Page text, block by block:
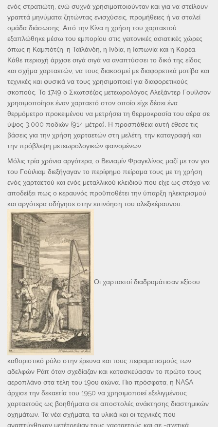
ενός στρατιώτη, ενώ συχνά χρησιμοποιούνταν και για να στείλουν
γραπτά μηνύματα ζητώντας ενισχύσεις, προμήθειες ή να σταλεί
ομάδα διάσωσης. Από την Κίνα η χρήση του χαρταετού
εξαπλώθηκε μέσω του εμπορίου στις γειτονικές ασιατικές χώρες
όπως η Καμπότζη, η Ταϊλάνδη, η Ινδία, η Ιαπωνία και η Κορέα.
Κάθε περιοχή άρχισε σιγά σιγά να αναπτύσσει το δικό της είδος
και σχήμα χαρταετών, να τους διακοσμεί με διαφορετικά μοτίβα και
τεχνικές και φυσικά να τους χρησιμοποιεί για διαφορετικούς
σκοπούς. Το 1749 ο Σκωτσέζος μετεωρολόγος Αλεξάντερ Γουίλσον
χρησιμοποίησε έναν χαρταετό στον οποίο είχε δέσει ένα
θερμόμετρο προκειμένου να μετρήσει τη θερμοκρασία του αέρα σε
ύψος 3.000 ποδιών (914 μέτρα). Η προσπάθεια αυτή έθεσε τις
βάσεις για την χρήση χαρταετών στη μελέτη, την καταγραφή και
την πρόβλεψη μετεωρολογικών φαινομένων.
Μόλις τρία χρόνια αργότερα, ο Βενιαμίν Φραγκλίνος μαζί με τον γιο
του Γούιλιαμ διεξήγαγαν το περίφημο πείραμα τους με τη χρήση
ενός χαρταετού και ενός μεταλλικού κλειδιού που είχε ως στόχο να
αποδείξει πως ο κεραυνός προϋποθέτει την ύπαρξη ηλεκτρισμού
και αργότερα οδήγησε στην επινόηση του αλεξικέραυνου.
Οι χαρταετοί διαδραμάτισαν εξίσου
καθοριστικό ρόλο στην έρευνα και τους πειραματισμούς των
αδελφών Ράιτ όταν σχεδίαζαν και κατασκεύασαν το πρώτο τους
αεροπλάνο στα τέλη του 19ου αιώνα. Πιο πρόσφατα, η NASA
άρχισε την δεκαετία του 1950 να χρησιμοποιεί εξελιγμένους
χαρταετούς ως βοηθήματα σε αποστολές ανάκτησης διαστημικών
οχημάτων. Τα νέα σχήματα, τα υλικά και οι τεχνικές που
αναπτύχθηκαν μετέτρεψαν τους χαρταετούς και σε -σχετικά